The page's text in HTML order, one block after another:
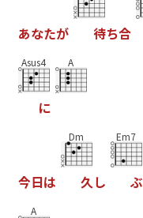
あなたが 待ち合
Asus4
に
A
今日は
Dm
久し
Em7
ぶ
A